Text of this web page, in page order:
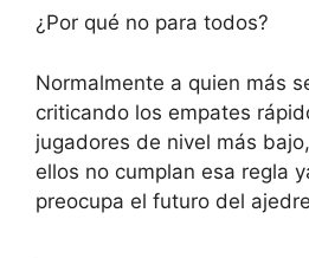
¿Por qué no para todos?
Normalmente a quien más
criticando los empates
jugadores de nivel más
ellos no cumplan esa regla
preocupa el futuro del